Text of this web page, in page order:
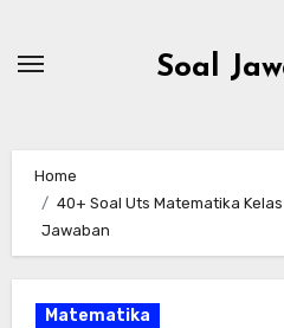
Soal
Home
40+ Soal Uts Matematika
Jawaban
Matematika